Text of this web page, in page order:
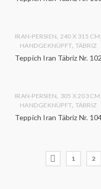
IRAN-PERSIEN, 240 X 315 CM,
HANDGEKNÜPFT, TÄBRIZ
Teppich Iran Täbriz Nr. 102
IRAN-PERSIEN, 305 X 203 CM,
HANDGEKNÜPFT, TÄBRIZ
Teppich Iran Täbriz Nr.
1 2